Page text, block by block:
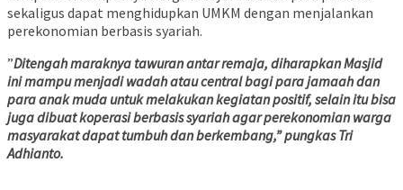
sekaligus dapat menghidupkan UMKM dengan menjalankan
perekonomian berbasis syariah.
‌”Ditengah maraknya tawuran antar remaja, diharapkan Masjid
ini mampu menjadi wadah atau central bagi para jamaah dan
para anak muda untuk melakukan kegiatan positif, selain itu bisa
juga dibuat koperasi berbasis syariah agar perekonomian warga
masyarakat dapat tumbuh dan berkembang,” pungkas Tri
Adhianto.